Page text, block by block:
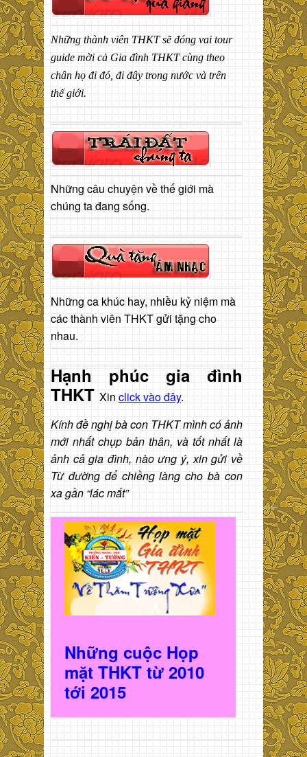
Những thành viên THKT sẽ đóng vai tour
guide mời cả Gia đình THKT cùng theo
chân họ đi đó, đi đây trong nước và trên
thế giới.
Những câu chuyện về thế giới mà
chúng ta đang sống.
Những ca khúc hay, nhiều kỷ niệm mà
các thành viên THKT gửi tặng cho
nhau.
Hạnh phúc gia đình
THKT Xin click vào đây.
Kính đề nghị bà con THKT mình có ảnh
mới nhất chụp bản thân, và tốt nhất là
ảnh cả gia đình, nào ưng ý, xin gửi về
Từ đường để chiềng làng cho bà con
xa gần “lác mắt”
Những cuộc Họp
mặt THKT từ 2010
tới 2015